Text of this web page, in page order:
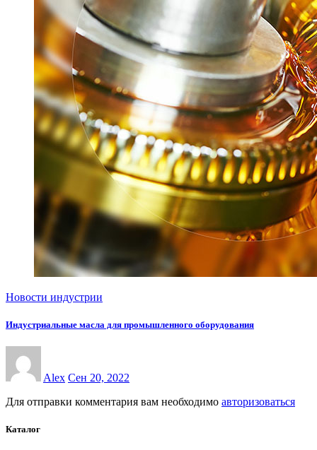
Новости индустрии
Индустриальные масла для промышленного оборудования
Alex Сен 20, 2022
Для отправки комментария вам необходимо авторизоваться
Каталог